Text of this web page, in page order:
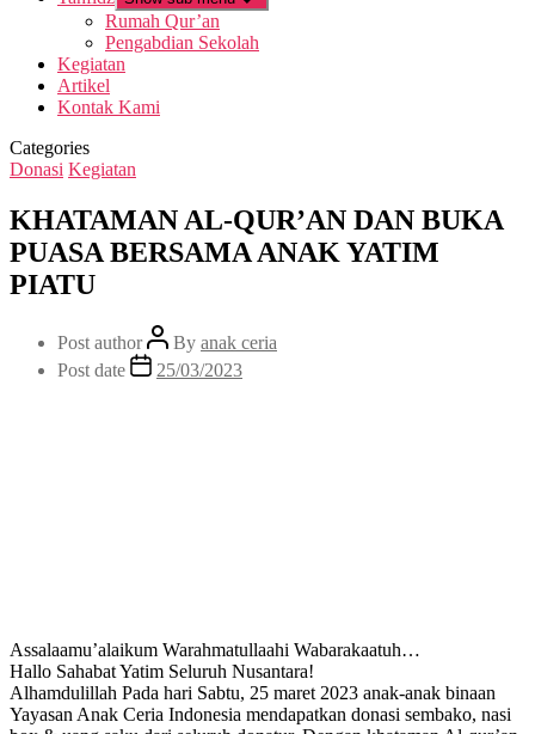
Rumah Qur’an
Pengabdian Sekolah
Kegiatan
Artikel
Kontak Kami
Categories
Donasi Kegiatan
KHATAMAN AL-QUR’AN DAN BUKA
PUASA BERSAMA ANAK YATIM
PIATU
Post author By anak ceria
Post date
25/03/2023
Assalaamu’alaikum Warahmatullaahi Wabarakaatuh…
Hallo Sahabat Yatim Seluruh Nusantara!
Alhamdulillah Pada hari Sabtu, 25 maret 2023 anak-anak binaan
Yayasan Anak Ceria Indonesia mendapatkan donasi sembako, nasi